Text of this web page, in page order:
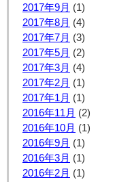
2017年9月 (1)
2017年8月 (4)
2017年7月 (3)
2017年5月 (2)
2017年3月 (4)
2017年2月 (1)
2017年1月 (1)
2016年11月 (2)
2016年10月 (1)
2016年9月 (1)
2016年3月 (1)
2016年2月 (1)